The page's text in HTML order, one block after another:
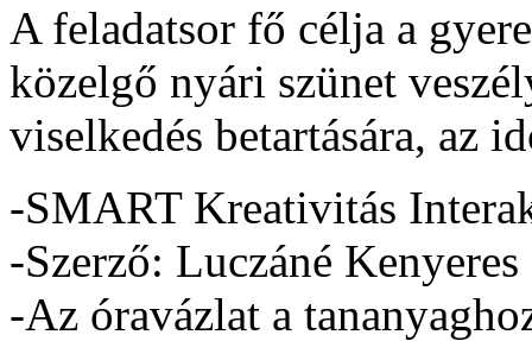
A feladatsor fő célja a
közelgő nyári szünet
viselkedés betartására, az
-SMART Kreativitás
-Szerző: Luczáné
-Az óravázlat a